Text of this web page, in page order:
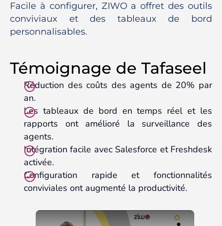
Facile à configurer, ZIWO a offret des outils
conviviaux et des tableaux de bord
personnalisables.
Témoignage de Tafaseel
Réduction des coûts des agents de 20% par
an.
Les tableaux de bord en temps réel et les
rapports ont amélioré la surveillance des
agents.
Intégration facile avec Salesforce et Freshdesk
activée.
Configuration rapide et fonctionnalités
conviviales ont augmenté la productivité.